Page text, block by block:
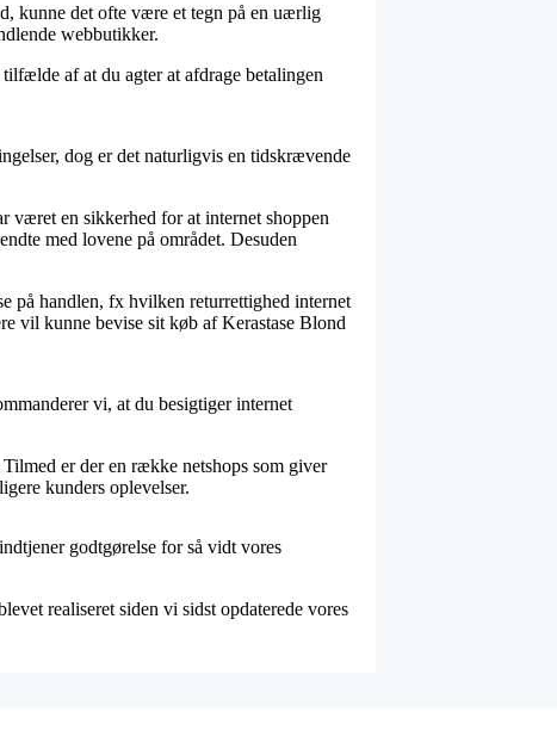
kunne det ofte være et tegn på en uærlig
webbutikker.
af at du agter at afdrage betalingen
dog er det naturligvis en tidskrævende
en sikkerhed for at internet shoppen
med lovene på området. Desuden
på handlen, fx hvilken returrettighed internet
vil kunne bevise sit køb af Kerastase Blond
vi, at du besigtiger internet
er der en række netshops som giver
kunders oplevelser.
godtgørelse for så vidt vores
realiseret siden vi sidst opdaterede vores